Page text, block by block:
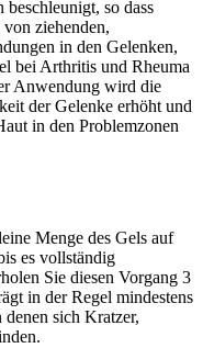
beschleunigt, so dass
ziehenden,
in den Gelenken,
bei Arthritis und Rheuma
Anwendung wird die
der Gelenke erhöht und
in den Problemzonen
Menge des Gels auf
es vollständig
Sie diesen Vorgang 3
in der Regel mindestens
sich Kratzer,